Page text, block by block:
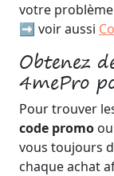
votre
➡️ voir aussi
Obtenez
4mePro
Pour trouver
code promo
vous toujours
chaque achat